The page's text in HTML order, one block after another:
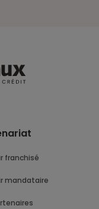
franchisé
mandataire